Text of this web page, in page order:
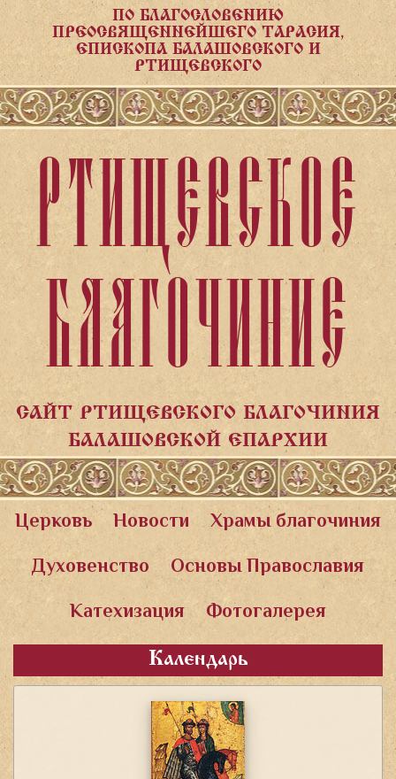
ПО БЛАГОСЛОВЕНИЮ
ПРЕОСВЯЩЕННЕЙШЕГО ТАРАСИЯ,
ЕПИСКОПА БАЛАШОВСКОГО И
РТИЩЕВСКОГО
РТИЩЕВСКОЕ
БЛАГОЧИНИЕ
САЙТ РТИЩЕВСКОГО БЛАГОЧИНИЯ
БАЛАШОВСКОЙ ЕПАРХИИ
Церковь Новости
Храмы благочиния
Духовенство
Основы Православия
Катехизация
Фотогалерея
Календарь